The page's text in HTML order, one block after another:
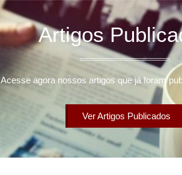
Artigos
Acesse agora nossos artigos que já foram
Ver Artigos Publicados